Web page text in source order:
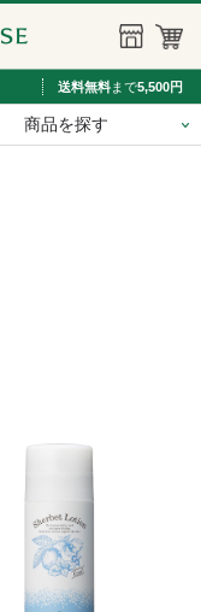
送料無料まで5,500円
商品を探す